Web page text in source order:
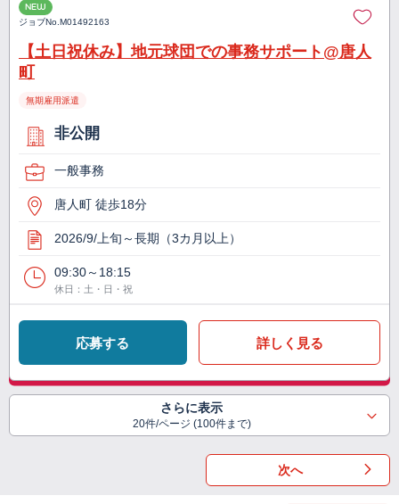
NEW
ジョブNo.M01492163
【土日祝休み】地元球団での事務サポート@唐人
町
無期雇用派遣
非公開
一般事務
唐人町 徒歩18分
2026/9/上旬～長期（3カ月以上）
09:30～18:15
休日：土・日・祝
応募する 詳しく見る
さらに表示
20件/ページ (100件まで)
次へ